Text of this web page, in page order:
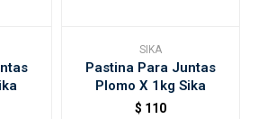
SIKA
Pastina Para Juntas
Plomo X 1kg Sika
$ 110